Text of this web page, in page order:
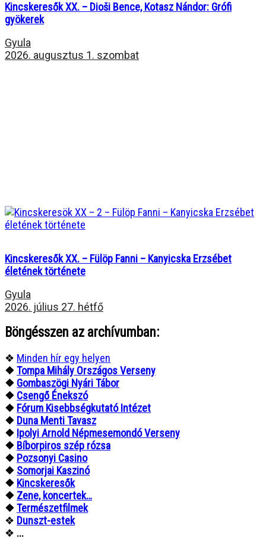
Kincskeresők XX. – Dioši Bence, Kotasz Nándor: Grófi
gyökerek
Gyula
2026. augusztus 1. szombat
Kincskeresők XX. – Fülöp Fanni – Kanyicska Erzsébet
életének története
Gyula
2026. július 27. hétfő
Böngésszen az archívumban:
❖ Minden hír egy helyen
❖Tompa Mihály Országos Verseny
❖ Gombaszögi Nyári Tábor
❖ Csengő Énekszó
❖ Fórum Kisebbségkutató Intézet
❖ Duna Menti Tavasz
❖ Ipolyi Arnold Népmesemondó Verseny
❖ Bíborpiros szép rózsa
❖ Pozsonyi Casino
❖ Somorjai Kaszinó
❖ Kincskeresők
❖ Zene, koncertek…
❖Természetfilmek
❖ Dunszt-estek
❖ ...